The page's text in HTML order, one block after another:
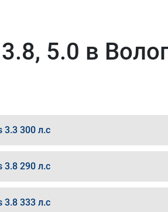
5.0 в
3.3 300 л.с
3.8 290 л.с
3.8 333 л.с